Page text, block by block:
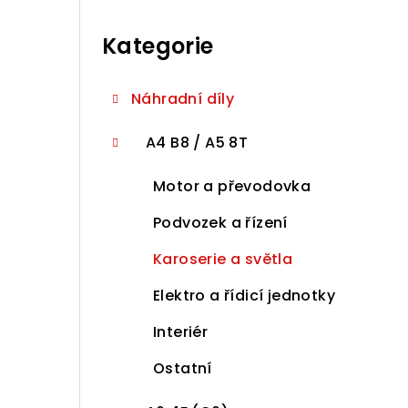
Kategorie
Náhradní díly
A4 B8 / A5 8T
Motor a převodovka
Podvozek a řízení
Karoserie a světla
Elektro a řídicí jednotky
Interiér
Ostatní